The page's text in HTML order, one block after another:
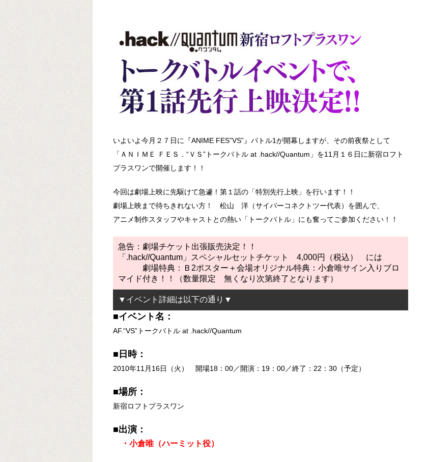
いよいよ今月２７日に『ANIME FES”VS”』バトル1が開幕しますが、その前夜祭として
「ＡＮＩＭＥ ＦＥＳ．“ＶＳ”トークバトル at .hack//Quantum」を11月１６日に新宿ロフト
プラスワンで開催します！！
今回は劇場上映に先駆けて急遽！第１話の「特別先行上映」を行います！！
劇場上映まで待ちきれない方！ 松山 洋（サイバーコネクトツー代表）を囲んで、
アニメ制作スタッフやキャストとの熱い「トークバトル」にも奮ってご参加ください！！
急告：劇場チケット出張販売決定！！
「.hack//Quantum」スペシャルセットチケット 4,000円（税込） には
劇場特典：Ｂ2ポスター＋会場オリジナル特典：小倉唯サイン入りブロ
マイド付き！！（数量限定 無くなり次第終了となります）
▼イベント詳細は以下の通り▼
■イベント名：
AF.“VS”トークバトル at .hack//Quantum
■日時：
2010年11月16日（火） 開場18：00／開演：19：00／終了：22：30（予定）
■場所：
新宿ロフトプラスワン
■出演：
・小倉唯（ハーミット役）